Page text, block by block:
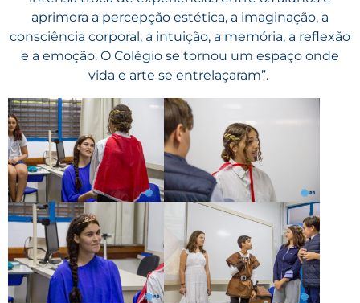
aprimora a percepção estética, a imaginação, a
consciência corporal, a intuição, a memória, a reflexão
e a emoção. O Colégio se tornou um espaço onde
vida e arte se entrelaçaram”.